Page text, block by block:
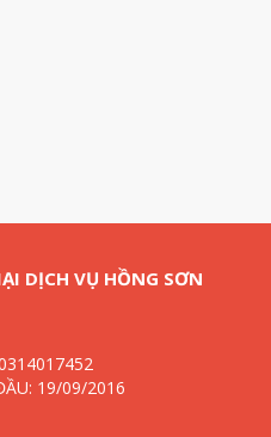
DỊCH VỤ HỒNG SƠN
19/09/2016